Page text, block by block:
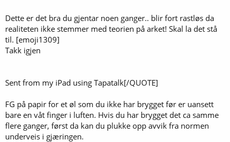
Dette er det bra du gjentar noen ganger.. blir fort rastløs da
realiteten ikke stemmer med teorien på arket! Skal la det stå
til. [emoji1309]
Takk igjen
Sent from my iPad using Tapatalk[/QUOTE]
FG på papir for et øl som du ikke har brygget før er uansett
bare en våt finger i luften. Hvis du har brygget det ca samme
flere ganger, først da kan du plukke opp avvik fra normen
underveis i gjæringen.